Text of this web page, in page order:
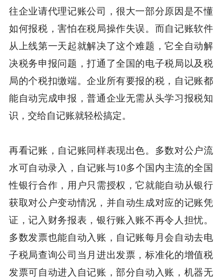
往企业请代理记账公司，很大一部分原因是不懂
如何报税，害怕在税局操作失误。而自记账软件
从上线第一天起就解决了这个难题，它全自动解
决税务申报问题，打通了全国的电子税局以及税
局的个税扣缴端。企业所有要报的税，自记账都
能自动完成申报，普通企业无需从头学习报税知
识，交给自记账就轻松搞定。
再看记账，自记账同样表现出色。多数对公户流
水可自动录入，自记账与10多个国内主流的全国
性银行合作，用户只需授权，它就能自动从银行
获取对公户变动情况，并自动生成对应的记账凭
证，记入财务报表，银行账入账不再令人担忧。
多数发票也能自动入账，自记账每月会自动去电
子税局查询公司当月进出发票，标准化的增值税
发票可自动进入自记账，部分自动入账，机器无